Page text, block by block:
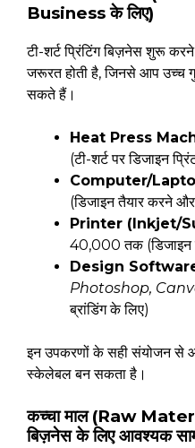
Business के लिए)
टी-शर्ट प्रिंटिंग बिज़नेस शुरू
जरूरत होती है, जिनसे आप उच्च
सकते हैं।
Heat Press
(टी-शर्ट पर डिजाइन
Computer/
(डिजाइन तैयार करने
Printer (Inkjet/
₹40,000 तक (डिजाइन
Design
Photoshop,
ब्रांडिंग के लिए)
इन उपकरणों के सही संयोजन से
स्केलेबल बन सकता है।
कच्चा माल (Raw
बिज़नेस के लिए आवश्यक